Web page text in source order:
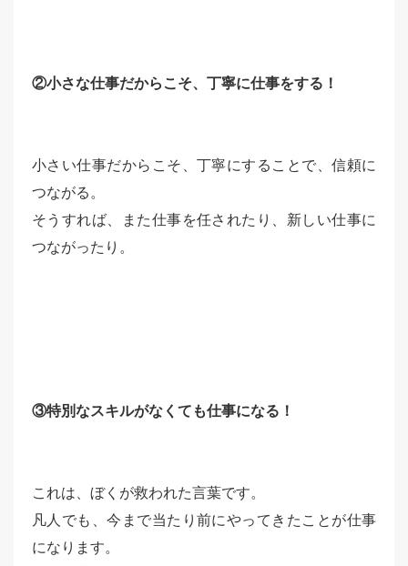
②小さな仕事だからこそ、丁寧に仕事をする！
小さい仕事だからこそ、丁寧にすることで、信頼に
つながる。
そうすれば、また仕事を任されたり、新しい仕事に
つながったり。
③特別なスキルがなくても仕事になる！
これは、ぼくが救われた言葉です。
凡人でも、今まで当たり前にやってきたことが仕事
になります。